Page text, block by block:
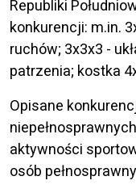
Republiki
konkurencji: m.in.
ruchów; 3x3x3 -
patrzenia; kostka
Opisane
aktywności
osób